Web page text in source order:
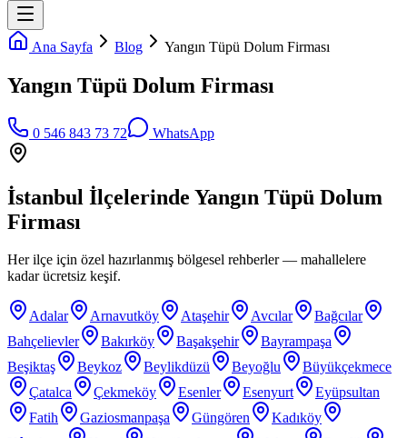
Ana Sayfa Blog Yangın Tüpü Dolum Firması
Yangın Tüpü Dolum Firması
0 546 843 73 72 WhatsApp
İstanbul İlçelerinde Yangın Tüpü Dolum
Firması
Her ilçe için özel hazırlanmış bölgesel rehberler — mahallelere
kadar ücretsiz keşif.
Adalar Arnavutköy Ataşehir Avcılar
Bağcılar
Bahçelievler
Bakırköy Başakşehir
Bayrampaşa
Beşiktaş
Beykoz Beylikdüzü Beyoğlu
Büyükçekmece
Çatalca
Çekmeköy Esenler Esenyurt
Eyüpsultan
Fatih
Gaziosmanpaşa Güngören
Kadıköy